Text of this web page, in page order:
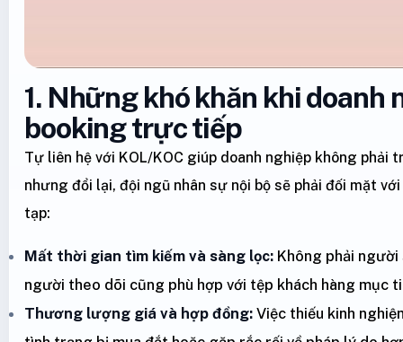
1. Những khó khăn khi doanh
booking trực tiếp
Tự liên hệ với KOL/KOC giúp doanh nghiệp không phải
nhưng đổi lại, đội ngũ nhân sự nội bộ sẽ phải đối mặt
tạp:
Mất thời gian tìm kiếm và sàng lọc: Không phải người
người theo dõi cũng phù hợp với tệp khách hàng mục
Thương lượng giá và hợp đồng: Việc thiếu kinh